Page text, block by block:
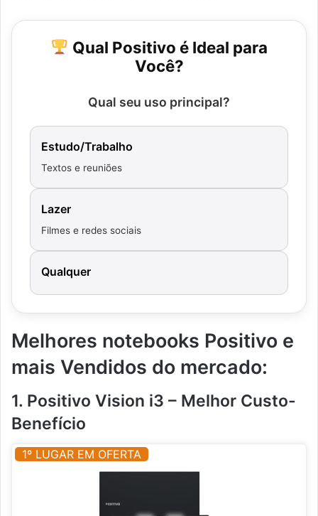
Qual Positivo é Ideal para
Você?
Qual seu uso principal?
Estudo/Trabalho
Textos e reuniões
Lazer
Filmes e redes sociais
Qualquer
Melhores notebooks Positivo e
mais Vendidos do mercado:
1. Positivo Vision i3 – Melhor Custo-
Benefício
1º LUGAR EM OFERTA